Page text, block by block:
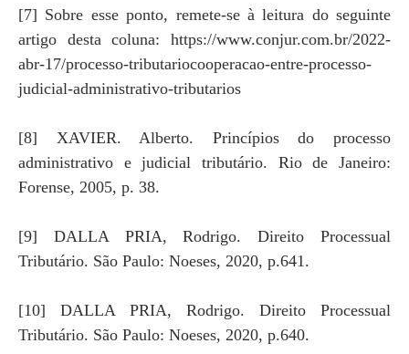
[7] Sobre esse ponto, remete-se à leitura do seguinte
artigo desta coluna: https://www.conjur.com.br/2022-
abr-17/processo-tributariocooperacao-entre-processo-
judicial-administrativo-tributarios
[8] XAVIER. Alberto. Princípios do processo
administrativo e judicial tributário. Rio de Janeiro:
Forense, 2005, p. 38.
[9] DALLA PRIA, Rodrigo. Direito Processual
Tributário. São Paulo: Noeses, 2020, p.641.
[10] DALLA PRIA, Rodrigo. Direito Processual
Tributário. São Paulo: Noeses, 2020, p.640.